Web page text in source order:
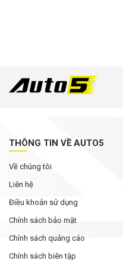
THÔNG TIN VỀ AUTO5
Về chúng tôi
Liên hệ
Điều khoản sử dụng
Chính sách bảo mật
Chính sách quảng cáo
Chính sách biên tập